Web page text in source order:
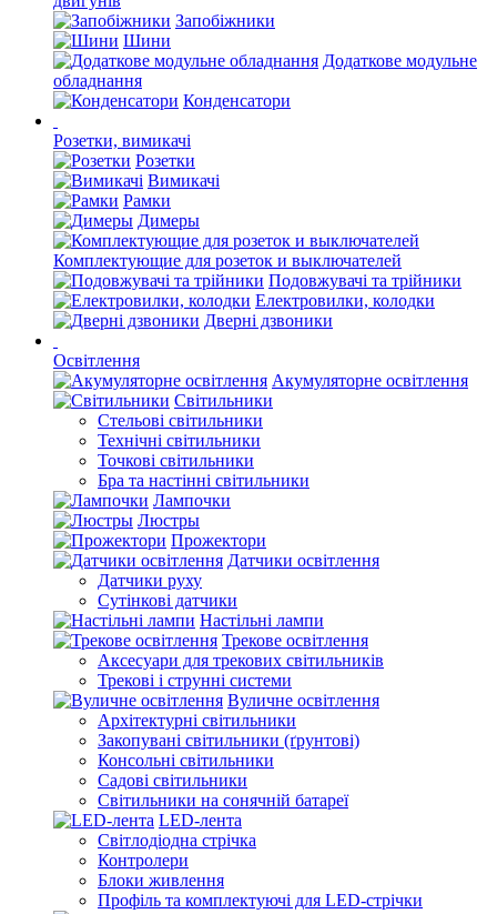
Запобіжники
Шини
Додаткове модульне
обладнання
Конденсатори
Розетки, вимикачі
Розетки
Вимикачі
Рамки
Димеры
Комплектующие для розеток и выключателей
Подовжувачі та трійники
Електровилки, колодки
Дверні дзвоники
Освітлення
Акумуляторне освітлення
Світильники
Стельові світильники
Технічні світильники
Точкові світильники
Бра та настінні світильники
Лампочки
Люстры
Прожектори
Датчики освітлення
Датчики руху
Сутінкові датчики
Настільні лампи
Трекове освітлення
Аксесуари для трекових світильників
Трекові і струнні системи
Вуличне освітлення
Архітектурні світильники
Закопувані світильники (ґрунтові)
Консольні світильники
Садові світильники
Світильники на сонячній батареї
LED-лента
Світлодіодна стрічка
Контролери
Блоки живлення
Профіль та комплектуючі для LED-стрічки